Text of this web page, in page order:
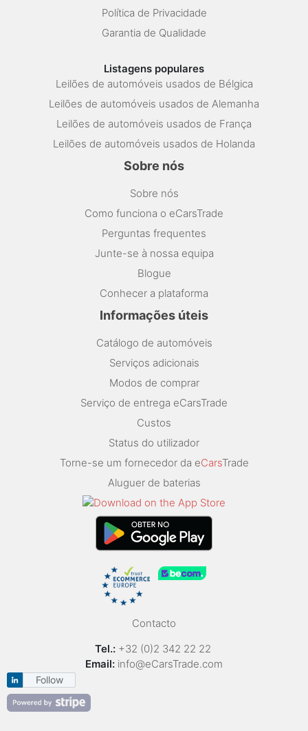
Política de Privacidade
Garantia de Qualidade
Listagens populares
Leilões de automóveis usados de Bélgica
Leilões de automóveis usados de Alemanha
Leilões de automóveis usados de França
Leilões de automóveis usados de Holanda
Sobre nós
Sobre nós
Como funciona o eCarsTrade
Perguntas frequentes
Junte-se à nossa equipa
Blogue
Conhecer a plataforma
Informações úteis
Catálogo de automóveis
Serviços adicionais
Modos de comprar
Serviço de entrega eCarsTrade
Custos
Status do utilizador
Torne-se um fornecedor da eCarsTrade
Aluguer de baterias
Contacto
Tel.: +32 (0)2 342 22 22
Email: info@eCarsTrade.com
Follow